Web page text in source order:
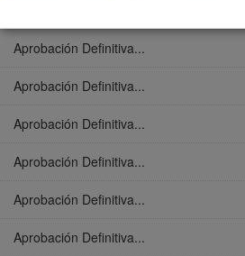
Aprobación Definitiva...
Aprobación Definitiva...
Aprobación Definitiva...
Aprobación Definitiva...
Aprobación Definitiva...
Aprobación Definitiva...